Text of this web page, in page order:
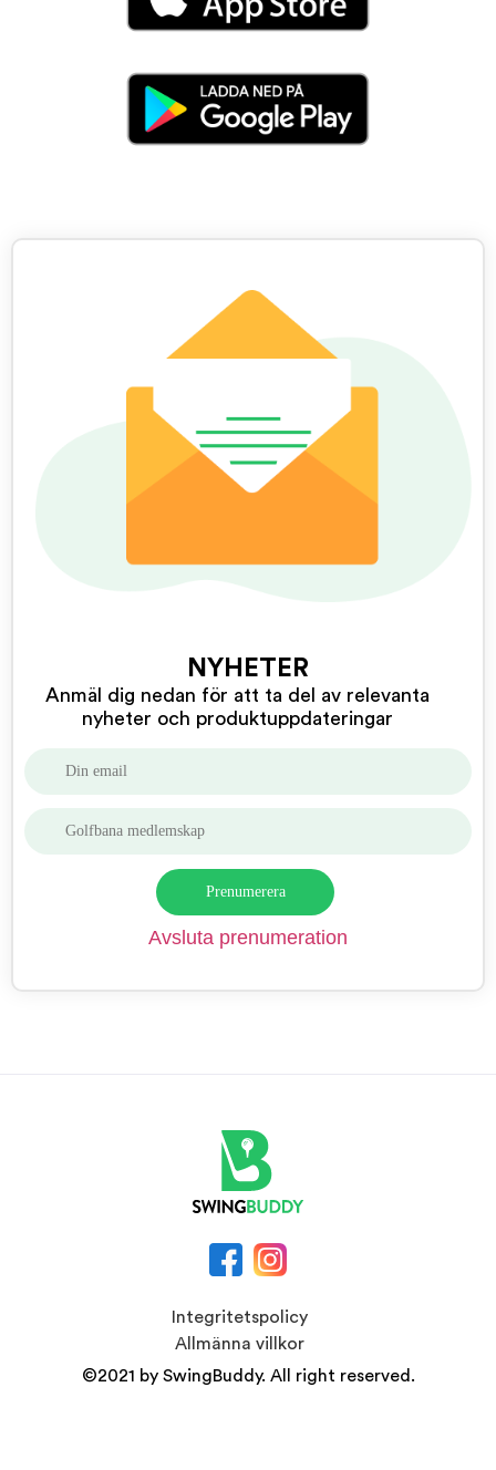
NYHETER
Anmäl dig nedan för att ta del av relevanta
nyheter och produktuppdateringar
Avsluta prenumeration
Integritetspolicy
Allmänna villkor
©2021 by SwingBuddy. All right reserved.